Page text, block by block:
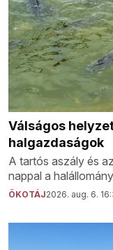
Válságos
halgazdaságok
A tartós aszály és
nappal a
ÖKOTÁJ2026. aug. 6.